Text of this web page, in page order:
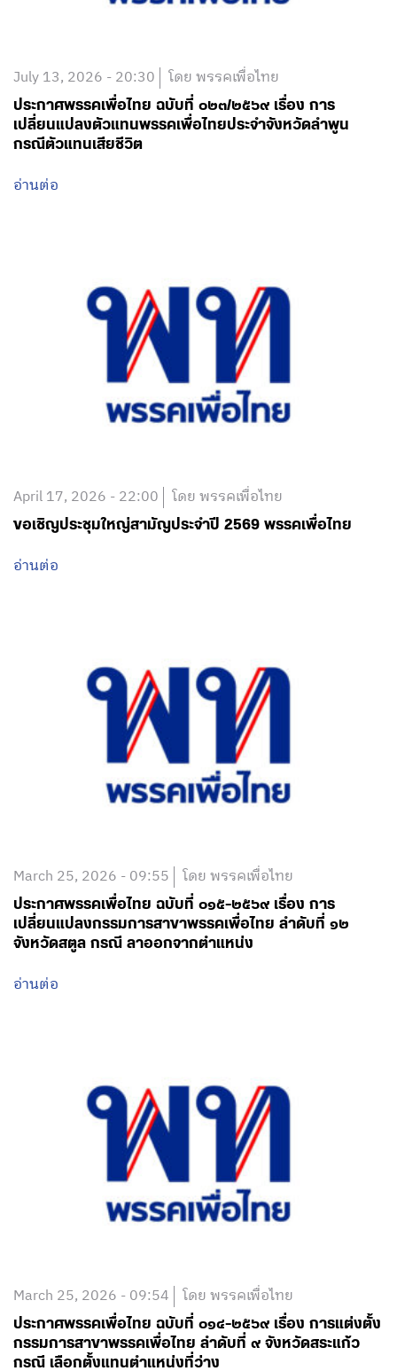
July 13, 2026 - 20:30 โดย พรรคเพื่อไทย
ประกาศพรรคเพื่อไทย ฉบับที่ ๐๒๓/๒๕๖๙ เรื่อง การ
เปลี่ยนแปลงตัวแทนพรรคเพื่อไทยประจำจังหวัดลำพูน
กรณีตัวแทนเสียชีวิต
อ่านต่อ
April 17, 2026 - 22:00 โดย พรรคเพื่อไทย
ขอเชิญประชุมใหญ่สามัญประจำปี 2569 พรรคเพื่อไทย
อ่านต่อ
March 25, 2026 - 09:55 โดย พรรคเพื่อไทย
ประกาศพรรคเพื่อไทย ฉบับที่ ๐๑๕-๒๕๖๙ เรื่อง การ
เปลี่ยนแปลงกรรมการสาขาพรรคเพื่อไทย ลำดับที่ ๑๒
จังหวัดสตูล กรณี ลาออกจากตำแหน่ง
อ่านต่อ
March 25, 2026 - 09:54 โดย พรรคเพื่อไทย
ประกาศพรรคเพื่อไทย ฉบับที่ ๐๑๔-๒๕๖๙ เรื่อง การแต่งตั้ง
กรรมการสาขาพรรคเพื่อไทย ลำดับที่ ๙ จังหวัดสระแก้ว
กรณี เลือกตั้งแทนตำแหน่งที่ว่าง